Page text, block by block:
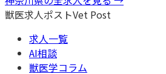
獣医求人ポストVet Post
求人一覧
AI相談
獣医学コラム